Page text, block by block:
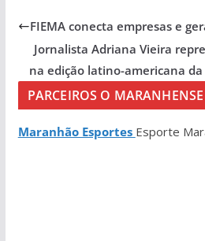
FIEMA conecta empresas e
Jornalista Adriana Vieira
na edição latino-americana
PARCEIROS O MARANHENSE
Maranhão Esportes Esporte